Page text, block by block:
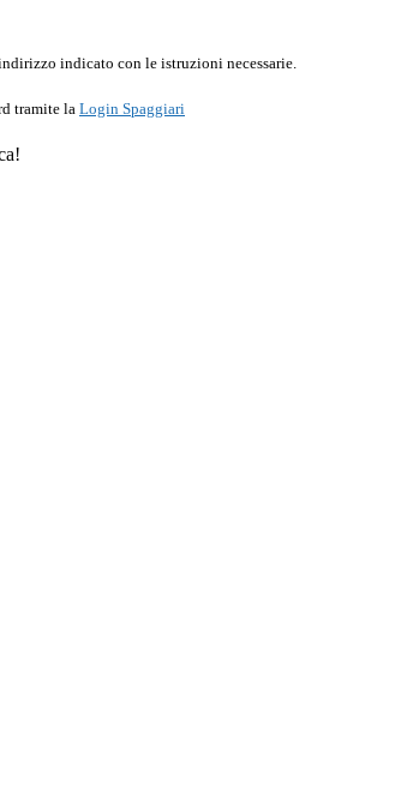
indicato con le istruzioni necessarie.
tramite la Login Spaggiari